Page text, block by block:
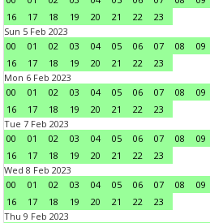
16
17 18 19 20 21 22
23
Sun 5 Feb 2023
00
01 02 03 04 05 06 07 08 09
16
17 18 19 20 21 22
23
Mon 6 Feb 2023
00
01 02 03 04 05 06 07 08 09
16
17 18 19 20 21 22
23
Tue 7 Feb 2023
00
01 02 03 04 05 06 07 08 09
16
17 18 19 20 21 22
23
Wed 8 Feb 2023
00
01 02 03 04 05 06 07 08 09
16
17 18 19 20 21 22
23
Thu 9 Feb 2023